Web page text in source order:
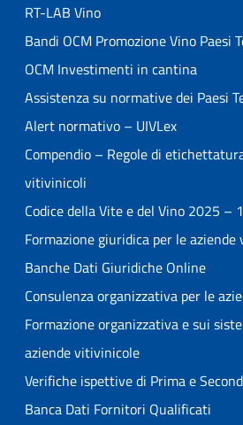
RT-LAB Vino
Bandi OCM Promozione Vino Paesi
OCM Investimenti in cantina
Assistenza su normative dei Paesi
Alert normativo – UIVLex
Compendio – Regole di
vitivinicoli
Codice della Vite e del Vino 2025 –
Formazione giuridica per le
Banche Dati Giuridiche Online
Consulenza organizzativa per le
Formazione organizzativa e sui
aziende vitivinicole
Verifiche ispettive di Prima e
Banca Dati Fornitori Qualificati